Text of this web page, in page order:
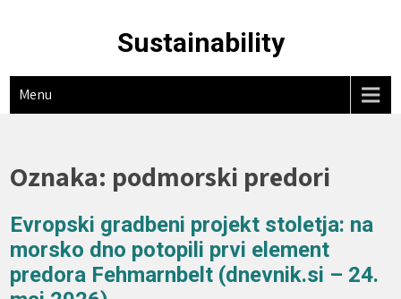
Sustainability
Menu
Oznaka: podmorski predori
Evropski gradbeni projekt stoletja: na
morsko dno potopili prvi element
predora Fehmarnbelt (dnevnik.si – 24.